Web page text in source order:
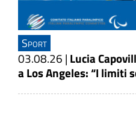
Sport
03.08.26 | Lucia
a Los Angeles: “I limiti